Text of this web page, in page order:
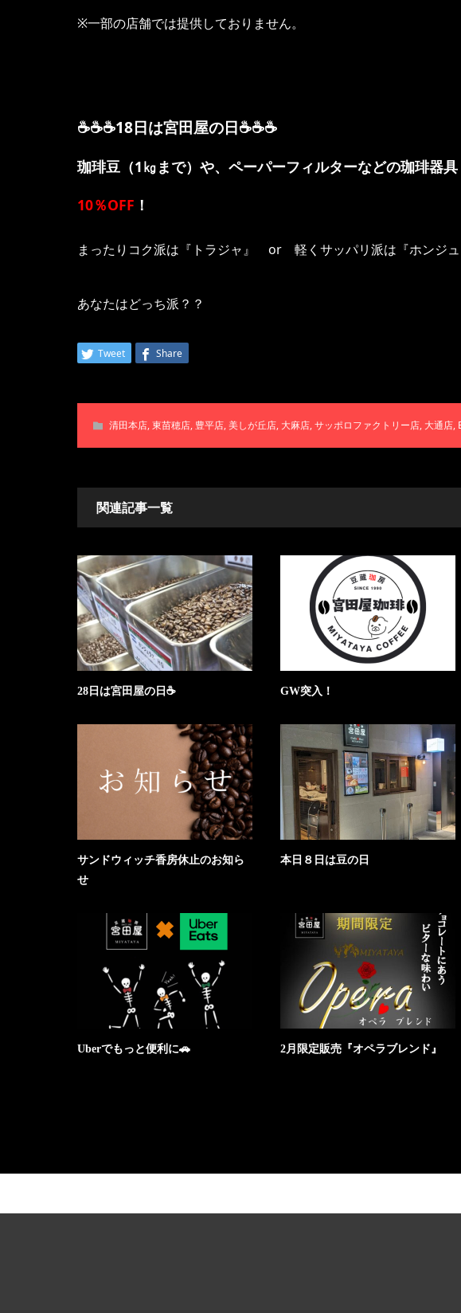
※一部の店舗では提供しておりません。
☕☕☕18日は宮田屋の日☕☕☕
珈琲豆（1㎏まで）や、ペーパーフィルターなどの珈琲器
10％OFF ！
まったりコク派は『トラジャ』 or 軽くサッパリ派は『ホンジュ
あなたはどっち派？？
Tweet Share
清田本店,東苗穂店, 豊平店,美しが丘店, 大麻店,サッポロファクトリー店, 大通店,
関連記事一覧
28日は宮田屋の日☕ GW突入！
サンドウィッチ香房休止のお知ら
せ
本日８日は豆の日
Uberでもっと便利に🚗 2月限定販売『オペラブレンド』